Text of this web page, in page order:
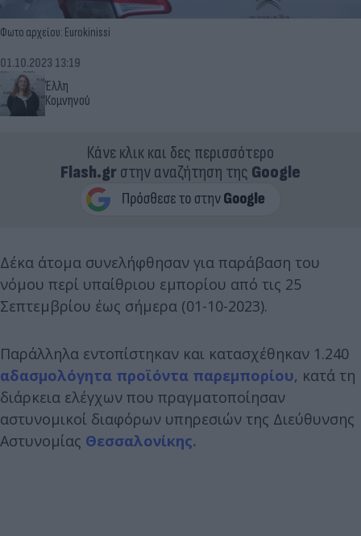
Φωτο αρχείου: Eurokinissi
Έλλη
Κομνηνού
01.10.2023 13:19
Κάνε κλικ και δες περισσότερο
Flash.grστην αναζήτηση της Google
Δέκα άτομα συνελήφθησαν για παράβαση του
νόμου περί υπαίθριου εμπορίου από τις 25
Σεπτεμβρίου έως σήμερα (01-10-2023).
Παράλληλα εντοπίστηκαν και κατασχέθηκαν 1.240
αδασμολόγητα προϊόντα παρεμπορίου, κατά τη
διάρκεια ελέγχων που πραγματοποίησαν
αστυνομικοί διαφόρων υπηρεσιών της Διεύθυνσης
Αστυνομίας Θεσσαλονίκης.